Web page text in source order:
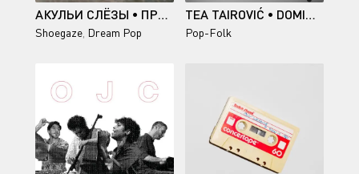
АКУЛЬИ СЛЁЗЫ • ПРИНЦЕССА БЕСПОРЯДКА
Shoegaze Dream Pop
TEA TAIROVIĆ • DOMINANTNA
Pop-Folk